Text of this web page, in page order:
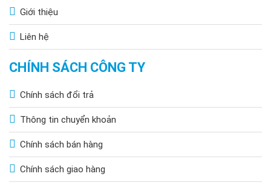
Giới thiệu
Liên hệ
CHÍNH SÁCH CÔNG TY
Chính sách đổi trả
Thông tin chuyển khoản
Chính sách bán hàng
Chính sách giao hàng